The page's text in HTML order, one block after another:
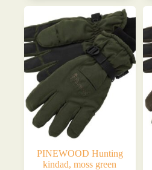
mitu
Valikuid
tootelehel.
mitu
saab
teha
PINEWOOD Hunting
kindad, moss green